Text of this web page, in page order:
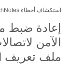
استكشاف أخطاء TechNotes وإصلاحها
الآمن
ملف تعريف VPN